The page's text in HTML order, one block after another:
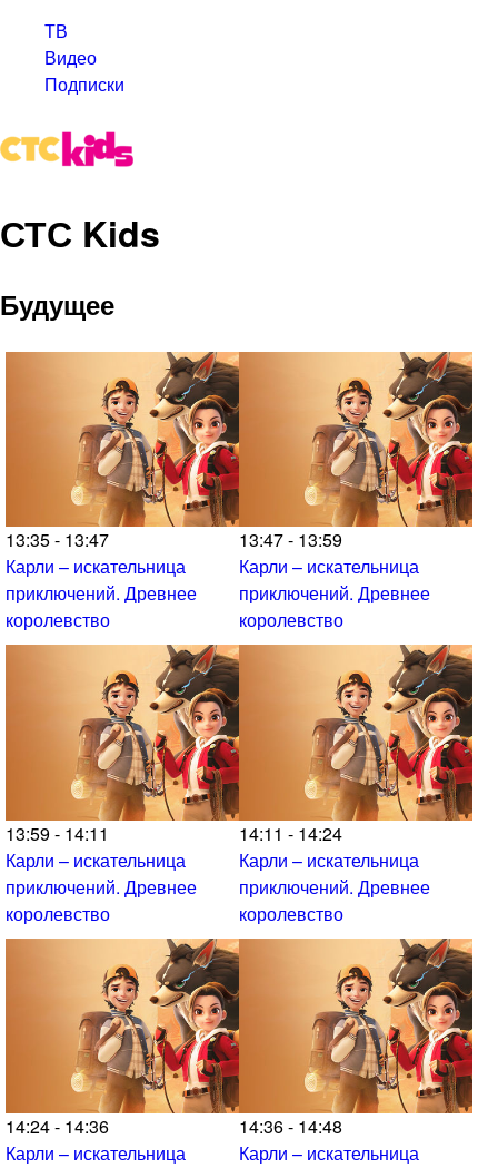
ТВ
Видео
Подписки
СТС Kids
Будущее
13:35 - 13:47
Карли – искательница
приключений. Древнее
королевство
13:47 - 13:59
Карли – искательница
приключений. Древнее
королевство
13:59 - 14:11
Карли – искательница
приключений. Древнее
королевство
14:11 - 14:24
Карли – искательница
приключений. Древнее
королевство
14:24 - 14:36
Карли – искательница
14:36 - 14:48
Карли – искательница